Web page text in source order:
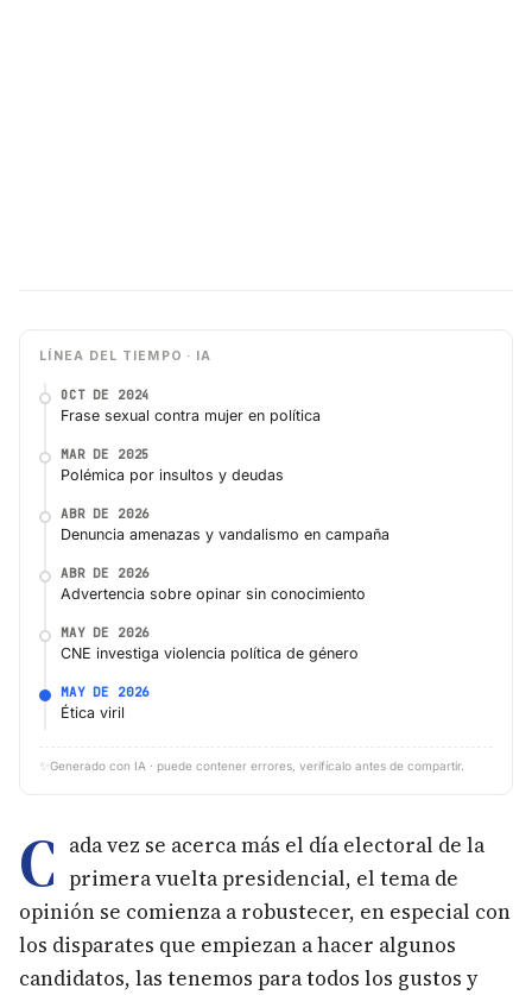
LÍNEA DEL TIEMPO · IA
OCT DE 2024
Frase sexual contra mujer en política
MAR DE 2025
Polémica por insultos y deudas
ABR DE 2026
Denuncia amenazas y vandalismo en campaña
ABR DE 2026
Advertencia sobre opinar sin conocimiento
MAY DE 2026
CNE investiga violencia política de género
MAY DE 2026
Ética viril
✨ Generado con IA · puede contener errores, verifícalo antes de compartir.
C ada vez se acerca más el día electoral de la
primera vuelta presidencial, el tema de
opinión se comienza a robustecer, en especial con
los disparates que empiezan a hacer algunos
candidatos, las tenemos para todos los gustos y